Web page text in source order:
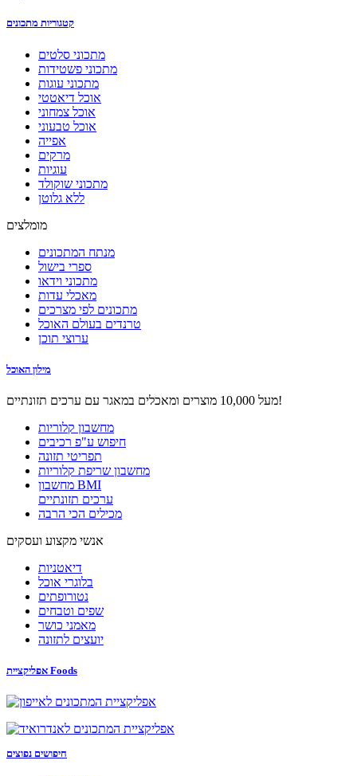
קטגוריות מתכונים
מתכוני סלטים
מתכוני פשטידות
מתכוני עוגות
אוכל דיאטטי
אוכל צמחוני
אוכל טבעוני
אפייה
מרקים
עוגיות
מתכוני שוקולד
ללא גלוטן
מומלצים
מנתח המתכונים
ספרי בישול
מתכוני וידאו
מאכלי עדות
מתכונים לפי מצרכים
טרנדים בעולם האוכל
ערוצי תוכן
מילון האוכל
מעל 10,000 מוצרים ומאכלים במאגר עם ערכים תזונתיים!
מחשבון קלוריות
חיפוש ע"פ רכיבים
תפריטי תזונה
מחשבון שריפת קלוריות
מחשבון BMI
ערכים תזונתיים
מכילים הכי הרבה
אנשי מקצוע ועסקים
דיאטניות
בלוגרי אוכל
נטורופתים
שפים וטבחים
מאמני כושר
יועצים לתזונה
אפליקציית Foods
חיפושים נפוצים